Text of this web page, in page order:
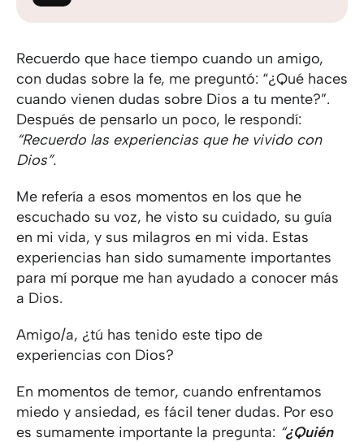
Recuerdo que hace tiempo cuando un amigo,
con dudas sobre la fe, me preguntó: “¿Qué haces
cuando vienen dudas sobre Dios a tu mente?”.
Después de pensarlo un poco, le respondí:
“Recuerdo las experiencias que he vivido con
Dios”.
Me refería a esos momentos en los que he
escuchado su voz, he visto su cuidado, su guía
en mi vida, y sus milagros en mi vida. Estas
experiencias han sido sumamente importantes
para mí porque me han ayudado a conocer más
a Dios.
Amigo/a, ¿tú has tenido este tipo de
experiencias con Dios?
En momentos de temor, cuando enfrentamos
miedo y ansiedad, es fácil tener dudas. Por eso
es sumamente importante la pregunta: “¿Quién